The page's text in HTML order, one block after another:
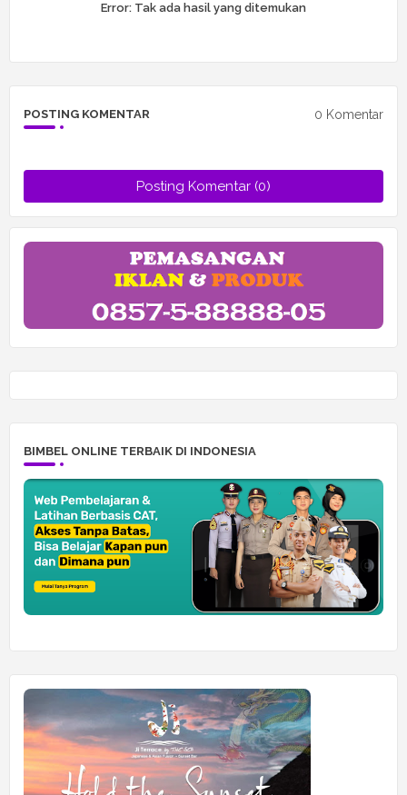
Error: Tak ada hasil yang ditemukan
POSTING KOMENTAR 0 Komentar
Posting Komentar (0)
BIMBEL ONLINE TERBAIK DI INDONESIA